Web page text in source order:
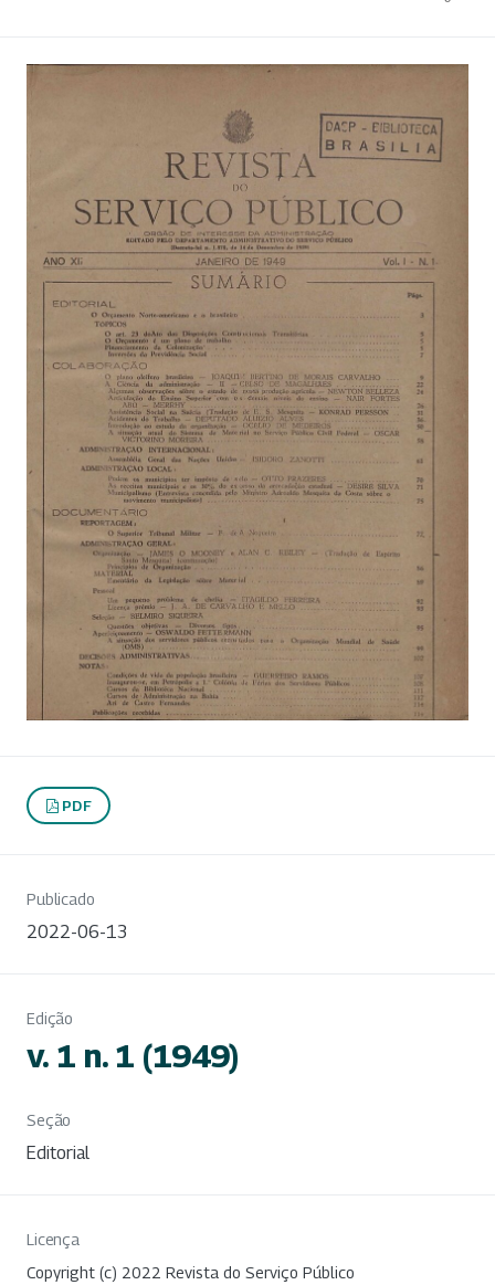
PDF
Publicado
2022-06-13
Edição
v. 1 n. 1 (1949)
Seção
Editorial
Licença
Copyright (c) 2022 Revista do Serviço Público